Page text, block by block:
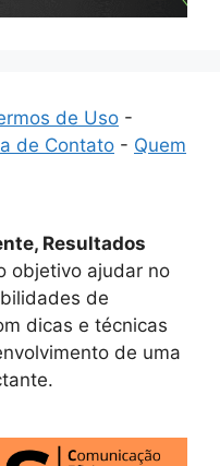
de Uso -
de Contato - Quem
Resultados
objetivo ajudar no
de
dicas e técnicas
de uma